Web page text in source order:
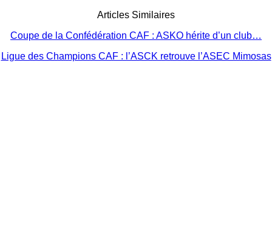
Articles Similaires
Coupe de la Confédération CAF : ASKO hérite d’un club…
Ligue des Champions CAF : l’ASCK retrouve l’ASEC Mimosas